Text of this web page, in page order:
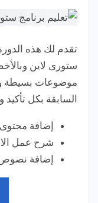
تقدم لك هذه
موضوعات بسيطة
السابقة بكل
إضافة
شرح عمل
إضافة نصوص